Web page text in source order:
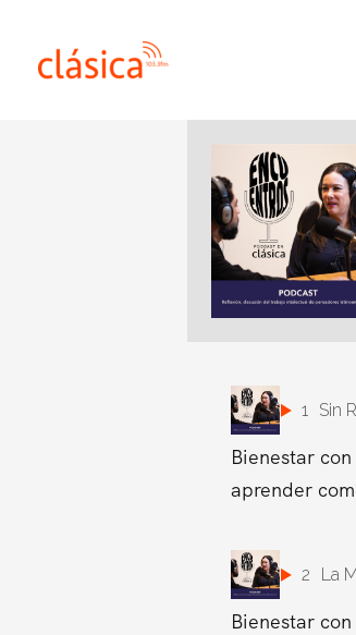
contenido
1 Sin
Bienestar
aprender
2 La
Bienestar